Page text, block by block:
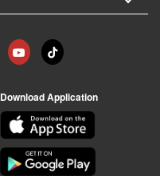
Download Application